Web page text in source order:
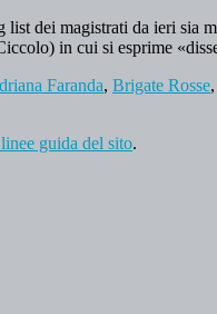
list dei magistrati da ieri sia
in cui si esprime
Faranda, Brigate Rosse,
guida del sito.